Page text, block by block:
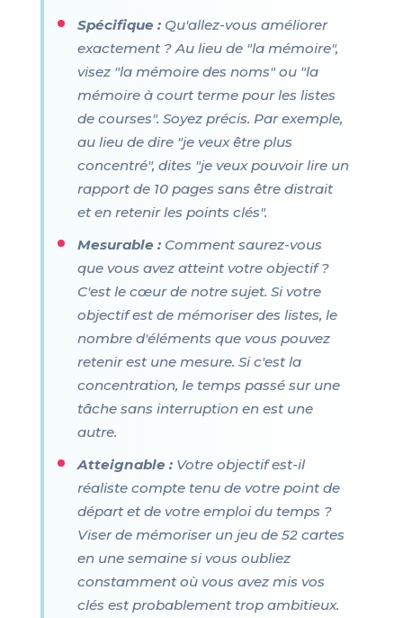
Spécifique :Qu'allez-vous améliorer
exactement ? Au lieu de "la mémoire",
visez "la mémoire des noms" ou "la
mémoire à court terme pour les listes
de courses". Soyez précis. Par exemple,
au lieu de dire "je veux être plus
concentré", dites "je veux pouvoir lire un
rapport de 10 pages sans être distrait
et en retenir les points clés".
Mesurable :Comment saurez-vous
que vous avez atteint votre objectif ?
C'est le cœur de notre sujet. Si votre
objectif est de mémoriser des listes, le
nombre d'éléments que vous pouvez
retenir est une mesure. Si c'est la
concentration, le temps passé sur une
tâche sans interruption en est une
autre.
Atteignable :Votre objectif est-il
réaliste compte tenu de votre point de
départ et de votre emploi du temps ?
Viser de mémoriser un jeu de 52 cartes
en une semaine si vous oubliez
constamment où vous avez mis vos
clés est probablement trop ambitieux.